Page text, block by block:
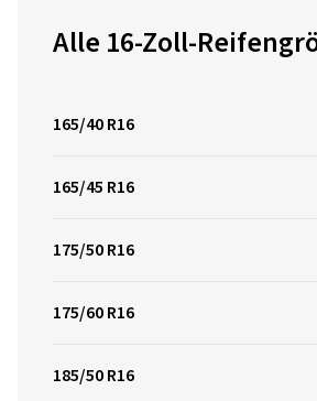
Alle 16-Zoll-
165/40 R16
165/45 R16
175/50 R16
175/60 R16
185/50 R16